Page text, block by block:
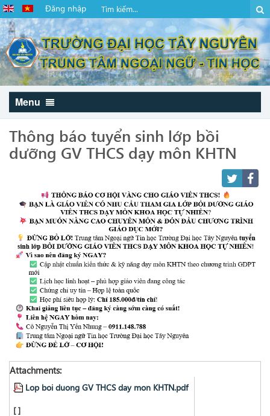
Đăng nhập
Menu
Thông báo tuyển sinh lớp bồi
dưỡng GV THCS dạy môn KHTN
Attachments:
Lop boi duong GV THCS day mon KHTN.pdf
[ ]